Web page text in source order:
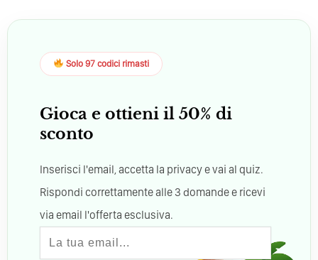
Solo 97 codici rimasti
Gioca e ottieni il 50% di
sconto
Inserisci l'email, accetta la privacy e vai al quiz.
Rispondi correttamente alle 3 domande e ricevi
via email l'offerta esclusiva.